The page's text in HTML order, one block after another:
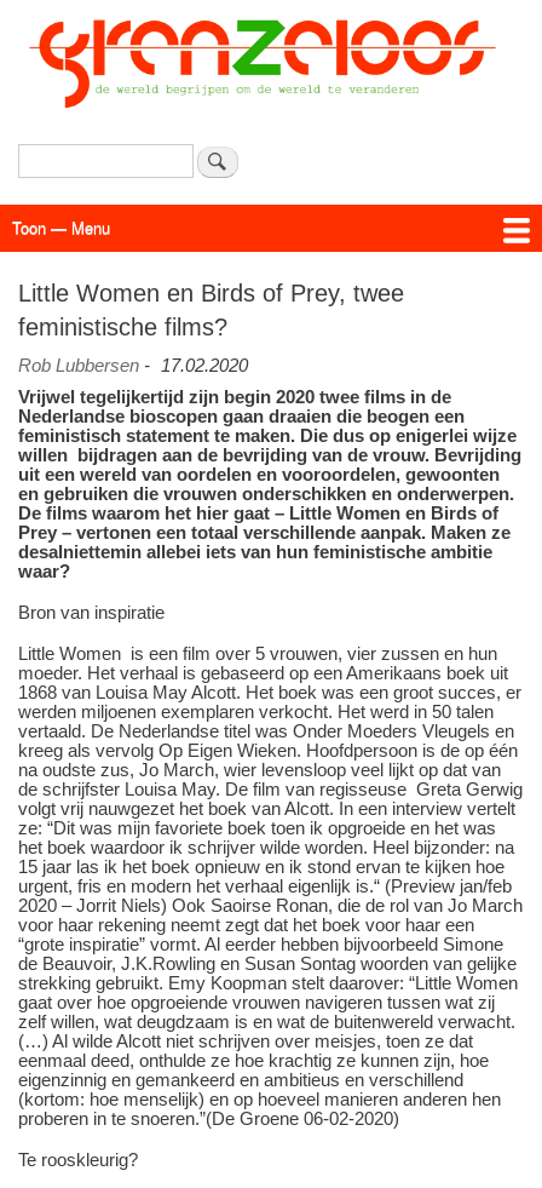
Overslaan
en
naar
de
Zoeken
Menu
Toon — Menu
Little Women en Birds of Prey, twee
feministische films?
Rob Lubbersen - 17.02.2020
Vrijwel tegelijkertijd zijn begin 2020 twee films in de
Nederlandse bioscopen gaan draaien die beogen een
feministisch statement te maken. Die dus op enigerlei wijze
willen bijdragen aan de bevrijding van de vrouw. Bevrijding
uit een wereld van oordelen en vooroordelen, gewoonten
en gebruiken die vrouwen onderschikken en onderwerpen.
De films waarom het hier gaat – Little Women en Birds of
Prey – vertonen een totaal verschillende aanpak. Maken ze
desalniettemin allebei iets van hun feministische ambitie
waar?
Bron van inspiratie
Little Women is een film over 5 vrouwen, vier zussen en hun
moeder. Het verhaal is gebaseerd op een Amerikaans boek uit
1868 van Louisa May Alcott. Het boek was een groot succes, er
werden miljoenen exemplaren verkocht. Het werd in 50 talen
vertaald. De Nederlandse titel was Onder Moeders Vleugels en
kreeg als vervolg Op Eigen Wieken. Hoofdpersoon is de op één
na oudste zus, Jo March, wier levensloop veel lijkt op dat van
de schrijfster Louisa May. De film van regisseuse Greta Gerwig
volgt vrij nauwgezet het boek van Alcott. In een interview vertelt
ze: “Dit was mijn favoriete boek toen ik opgroeide en het was
het boek waardoor ik schrijver wilde worden. Heel bijzonder: na
15 jaar las ik het boek opnieuw en ik stond ervan te kijken hoe
urgent, fris en modern het verhaal eigenlijk is.“ (Preview jan/feb
2020 – Jorrit Niels) Ook Saoirse Ronan, die de rol van Jo March
voor haar rekening neemt zegt dat het boek voor haar een
“grote inspiratie” vormt. Al eerder hebben bijvoorbeeld Simone
de Beauvoir, J.K.Rowling en Susan Sontag woorden van gelijke
strekking gebruikt. Emy Koopman stelt daarover: “Little Women
gaat over hoe opgroeiende vrouwen navigeren tussen wat zij
zelf willen, wat deugdzaam is en wat de buitenwereld verwacht.
(…) Al wilde Alcott niet schrijven over meisjes, toen ze dat
eenmaal deed, onthulde ze hoe krachtig ze kunnen zijn, hoe
eigenzinnig en gemankeerd en ambitieus en verschillend
(kortom: hoe menselijk) en op hoeveel manieren anderen hen
proberen in te snoeren.”(De Groene 06-02-2020)
Te rooskleurig?